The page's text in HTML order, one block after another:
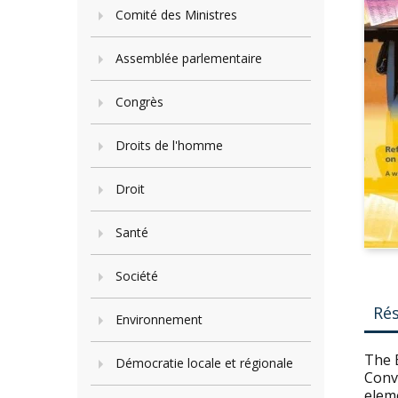
Comité des Ministres
Assemblée parlementaire
Congrès
Droits de l'homme
Droit
Santé
Société
Environnement
Démocratie locale et régionale
The